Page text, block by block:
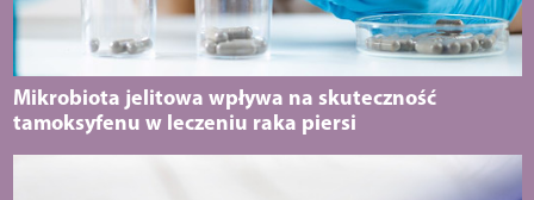
Mikrobiota jelitowa wpływa na skuteczność
tamoksyfenu w leczeniu raka piersi